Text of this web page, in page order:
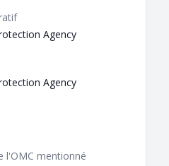
Agency
Agency
l'OMC mentionné